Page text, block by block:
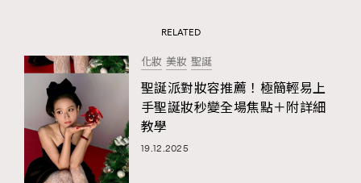
RELATED
化妝 美妝 聖誕
聖誕派對妝容推薦！極簡輕易上
手聖誕妝秒變全場焦點＋附詳細
教學
19.12.2025